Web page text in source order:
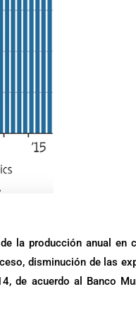
la producción anual
disminución de las
de acuerdo al Banco